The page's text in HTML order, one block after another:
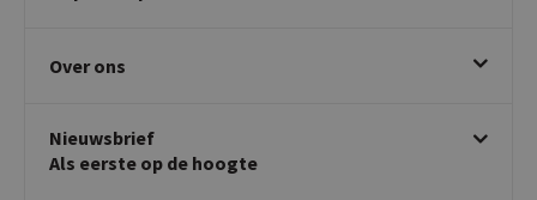
Klachtafhandeling
Privacy policy
Draaibare eetkamerstoelen
Taupe stoelen
Tuinstoelen
Over ons
Showroom
Contact
Nieuwsbrief
Als eerste op de hoogte